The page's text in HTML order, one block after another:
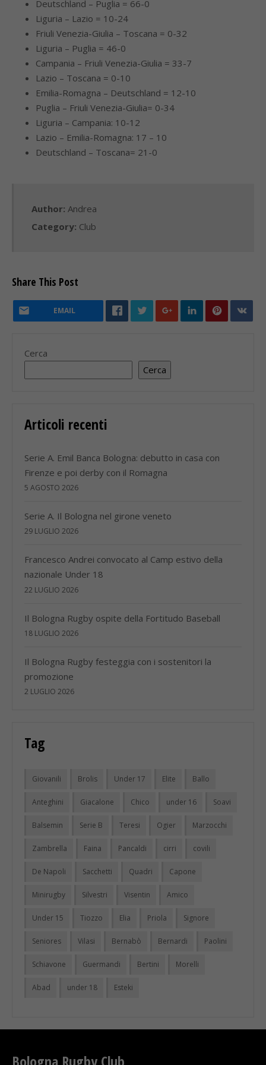
Deutschland – Puglia = 66-0
Liguria – Lazio = 10-24
Friuli Venezia-Giulia – Toscana = 0-32
Liguria – Puglia = 46-0
Campania – Friuli Venezia-Giulia = 33-7
Lazio – Toscana = 0-10
Emilia-Romagna – Deutschland = 12-10
Puglia – Friuli Venezia-Giulia= 0-34
Liguria – Campania: 10-12
Lazio – Emilia-Romagna: 17 – 10
Deutschland – Toscana= 21-0
Author: Andrea
Category: Club
Share This Post
EMAIL
Cerca
Cerca
Articoli recenti
Serie A. Emil Banca Bologna: debutto in casa con
Firenze e poi derby con il Romagna
5 AGOSTO 2026
Serie A. Il Bologna nel girone veneto
29 LUGLIO 2026
Francesco Andrei convocato al Camp estivo della
nazionale Under 18
22 LUGLIO 2026
Il Bologna Rugby ospite della Fortitudo Baseball
18 LUGLIO 2026
Il Bologna Rugby festeggia con i sostenitori la
promozione
2 LUGLIO 2026
Tag
Giovanili Brolis Under 17 Elite Ballo
Anteghini Giacalone Chico under 16 Soavi
Balsemin Serie B Teresi Ogier Marzocchi
Zambrella Faina Pancaldi cirri covili
De Napoli Sacchetti Quadri Capone
Minirugby Silvestri Visentin Amico
Under 15 Tiozzo Elia Priola Signore
Seniores Vilasi Bernabò Bernardi Paolini
Schiavone Guermandi Bertini Morelli
Abad under 18 Esteki